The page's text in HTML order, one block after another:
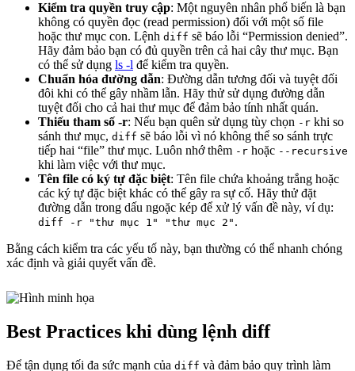
Kiểm tra quyền truy cập: Một nguyên nhân phổ biến là bạn
không có quyền đọc (read permission) đối với một số file
hoặc thư mục con. Lệnh diff sẽ báo lỗi “Permission denied”.
Hãy đảm bảo bạn có đủ quyền trên cả hai cây thư mục. Bạn
có thể sử dụng ls -l để kiểm tra quyền.
Chuẩn hóa đường dẫn: Đường dẫn tương đối và tuyệt đối
đôi khi có thể gây nhầm lẫn. Hãy thử sử dụng đường dẫn
tuyệt đối cho cả hai thư mục để đảm bảo tính nhất quán.
Thiếu tham số -r: Nếu bạn quên sử dụng tùy chọn -r khi so
sánh thư mục, diff sẽ báo lỗi vì nó không thể so sánh trực
tiếp hai “file” thư mục. Luôn nhớ thêm -r hoặc --recursive
khi làm việc với thư mục.
Tên file có ký tự đặc biệt: Tên file chứa khoảng trắng hoặc
các ký tự đặc biệt khác có thể gây ra sự cố. Hãy thử đặt
đường dẫn trong dấu ngoặc kép để xử lý vấn đề này, ví dụ:
diff -r "thư mục 1" "thư mục 2" .
Bằng cách kiểm tra các yếu tố này, bạn thường có thể nhanh chóng
xác định và giải quyết vấn đề.
Best Practices khi dùng lệnh diff
Để tận dụng tối đa sức mạnh của diff và đảm bảo quy trình làm